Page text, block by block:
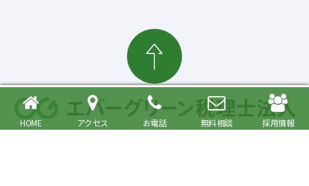
HOME アクセス お電話 無料相談 採用情報